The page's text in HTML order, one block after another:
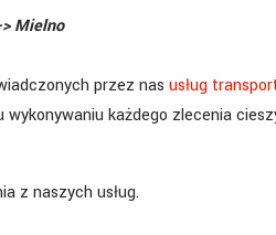
Mielno
przez nas usług
każdego zlecenia
z naszych usług.